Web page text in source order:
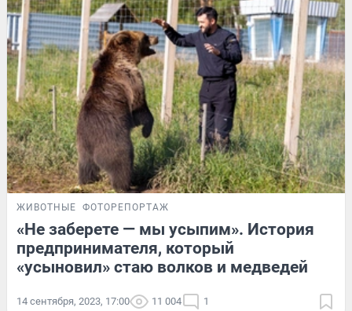
ЖИВОТНЫЕ ФОТОРЕПОРТАЖ
«Не заберете — мы усыпим». История
предпринимателя, который
«усыновил» стаю волков и медведей
14 сентября, 2023, 17:00 11 004 1